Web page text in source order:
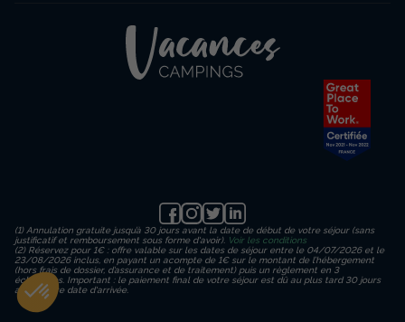
(1) Annulation gratuite jusqu’à 30 jours avant la date de début de votre séjour (sans
justificatif et remboursement sous forme d'avoir). Voir les conditions
(2) Réservez pour 1€ : offre valable sur les dates de séjour entre le 04/07/2026 et le
23/08/2026 inclus, en payant un acompte de 1€ sur le montant de l’hébergement
(hors frais de dossier, d’assurance et de traitement) puis un règlement en 3
échéances. Important : le paiement final de votre séjour est dû au plus tard 30 jours
avant votre date d'arrivée.